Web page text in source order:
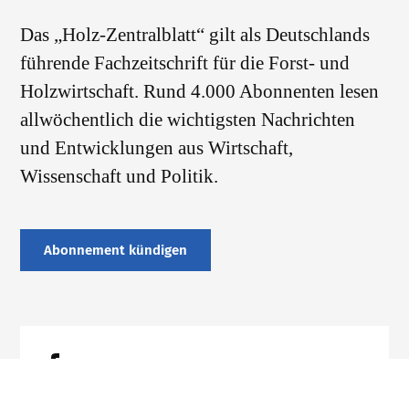
Das „Holz-Zentralblatt“ gilt als Deutschlands
führende Fachzeitschrift für die Forst- und
Holzwirtschaft. Rund 4.000 Abonnenten lesen
allwöchentlich die wichtigsten Nachrichten
und Entwicklungen aus Wirtschaft,
Wissenschaft und Politik.
Abonnement kündigen